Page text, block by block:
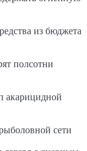
из бюджета
полсотни
акарицидной
сети